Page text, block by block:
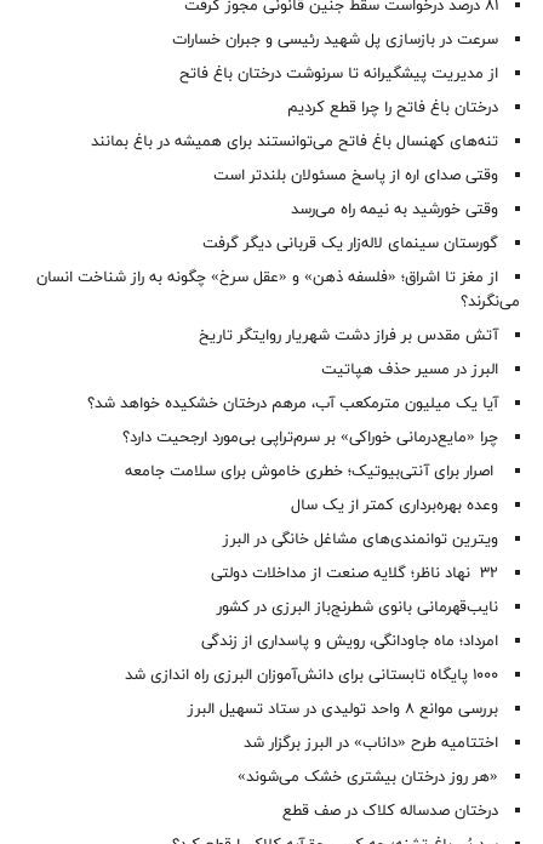
۸۱ درصد درخواست‌ سقط جنین قانونی مجوز گرفت
سرعت در بازسازی پل شهید رئیسی و جبران خسارات
از مدیریت پیشگیرانه تا سرنوشت درختان باغ فاتح
درختان باغ فاتح را چرا قطع کردیم
تنه‌های کهنسال باغ فاتح می‌توانستند برای همیشه در باغ بمانند
وقتی صدای اره از پاسخ مسئولان بلندتر است
وقتی خورشید به نیمه راه می‌رسد
گورستان سینمای لاله‌زار یک قربانی دیگر گرفت
از مغز تا اشراق؛ «فلسفه ذهن» و «عقل سرخ» چگونه به راز شناخت انسان
می‌نگرند؟
آتش مقدس بر فراز دشت شهریار روایتگر تاریخ
البرز در مسیر حذف هپاتیت
آیا یک میلیون مترمکعب آب، مرهم درختان خشکیده خواهد شد؟
چرا «مایع‌درمانی خوراکی» بر سرم‌تراپی بی‌مورد ارجحیت دارد؟
اصرار برای آنتی‌بیوتیک؛ خطری خاموش برای سلامت جامعه
وعده بهره‌برداری کمتر از یک سال
ویترین توانمندی‌های مشاغل خانگی در البرز
۳۲ نهاد ناظر؛ گلایه صنعت از مداخلات دولتی
نایب‌قهرمانی بانوی شطرنج‌باز البرزی در کشور
امرداد؛ ماه جاودانگی، رویش و پاسداری از زندگی
۱۰۰۰ پایگاه تابستانی برای دانش‌آموزان البرزی راه اندازی شد
بررسی موانع ۸ واحد تولیدی در ستاد تسهیل البرز
اختتامیه طرح «داناب» در البرز برگزار شد
«هر روز درختان بیشتری خشک می‌شوند»
درختان صدساله کلاک در صف قطع